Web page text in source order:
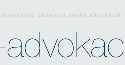
časopisu české